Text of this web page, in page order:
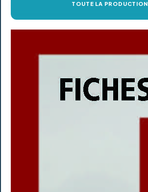
TOUTE LA PRODUCTION